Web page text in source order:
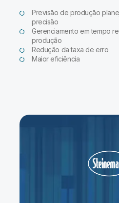
Previsão de produção
precisão
Gerenciamento em tempo
produção
Redução da taxa de erro
Maior eficiência